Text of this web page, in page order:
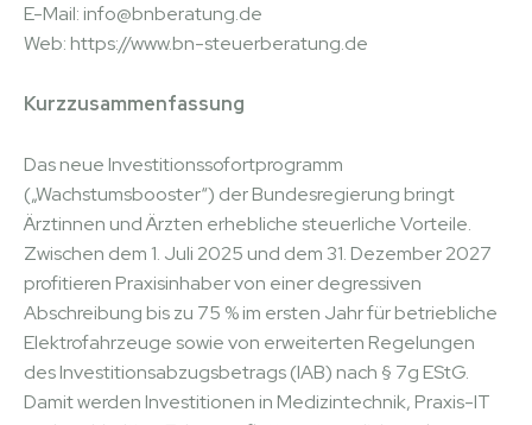
E-Mail: info@bnberatung.de
Web: https://www.bn-steuerberatung.de
Kurzzusammenfassung
Das neue Investitionssofortprogramm
(„Wachstumsbooster“) der Bundesregierung bringt
Ärztinnen und Ärzten erhebliche steuerliche Vorteile.
Zwischen dem 1. Juli 2025 und dem 31. Dezember 2027
profitieren Praxisinhaber von einer degressiven
Abschreibung bis zu 75 % im ersten Jahr für betriebliche
Elektrofahrzeuge sowie von erweiterten Regelungen
des Investitionsabzugsbetrags (IAB) nach § 7g EStG.
Damit werden Investitionen in Medizintechnik, Praxis-IT